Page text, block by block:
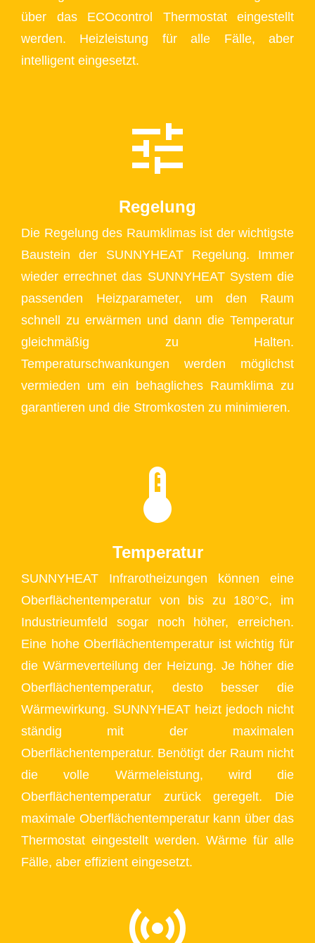
über das ECOcontrol Thermostat eingestellt
werden. Heizleistung für alle Fälle, aber
intelligent eingesetzt.
Regelung
Die Regelung des Raumklimas ist der wichtigste
Baustein der SUNNYHEAT Regelung. Immer
wieder errechnet das SUNNYHEAT System die
passenden Heizparameter, um den Raum
schnell zu erwärmen und dann die Temperatur
gleichmäßig zu Halten.
Temperaturschwankungen werden möglichst
vermieden um ein behagliches Raumklima zu
garantieren und die Stromkosten zu minimieren.
Temperatur
SUNNYHEAT Infrarotheizungen können eine
Oberflächentemperatur von bis zu 180°C, im
Industrieumfeld sogar noch höher, erreichen.
Eine hohe Oberflächentemperatur ist wichtig für
die Wärmeverteilung der Heizung. Je höher die
Oberflächentemperatur, desto besser die
Wärmewirkung. SUNNYHEAT heizt jedoch nicht
ständig mit der maximalen
Oberflächentemperatur. Benötigt der Raum nicht
die volle Wärmeleistung, wird die
Oberflächentemperatur zurück geregelt. Die
maximale Oberflächentemperatur kann über das
Thermostat eingestellt werden. Wärme für alle
Fälle, aber effizient eingesetzt.